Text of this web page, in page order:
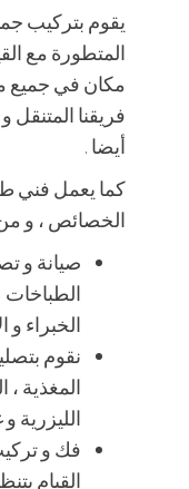
يقوم بتركيب
المتطورة مع
مكان في جميع
فريقنا المتنقل
أيضا .
كما يعمل فني
الخصائص ، و
صيانة و
الطباخات
الخبراء و
نقوم
المغذية ،
الليزرية
فك و
القيام